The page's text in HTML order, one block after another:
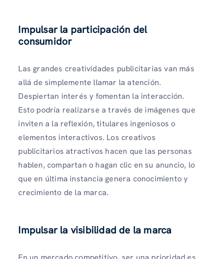
Impulsar la participación del
consumidor
Las grandes creatividades publicitarias van más
allá de simplemente llamar la atención.
Despiertan interés y fomentan la interacción.
Esto podría realizarse a través de imágenes que
inviten a la reflexión, titulares ingeniosos o
elementos interactivos. Los creativos
publicitarios atractivos hacen que las personas
hablen, compartan o hagan clic en su anuncio, lo
que en última instancia genera conocimiento y
crecimiento de la marca.
Impulsar la visibilidad de la marca